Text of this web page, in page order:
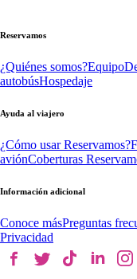
Reservamos
¿Quiénes somos?Equipo
autobúsHospedaje
Ayuda al viajero
¿Cómo usar Reservamos?
aviónCoberturas
Información adicional
Conoce másPreguntas
Privacidad